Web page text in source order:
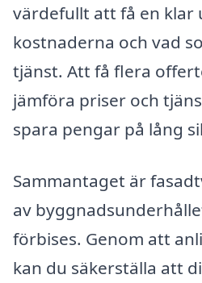
värdefullt att få en klar
kostnaderna och vad
tjänst. Att få flera
jämföra priser och
spara pengar på lång
Sammantaget är
av
förbises. Genom att
kan du säkerställa att